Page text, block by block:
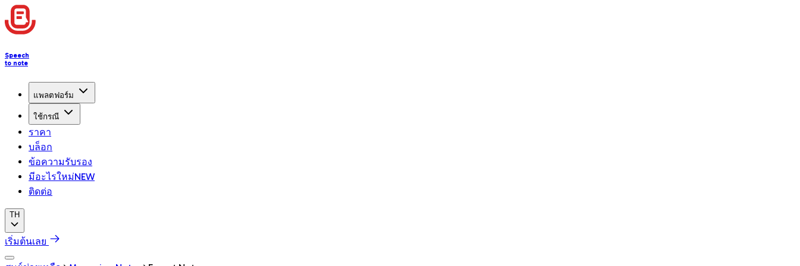
Speech
to note
แพลตฟอร์ม
ใช้กรณี
ราคา
บล็อก
ข้อความรับรอง
มีอะไรใหม่NEW
ติดต่อ
TH
เริ่มต้นเลย